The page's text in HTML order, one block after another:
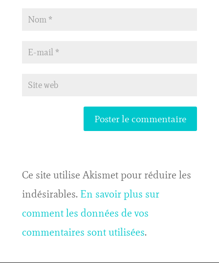
Ce site utilise Akismet pour réduire les
indésirables. En savoir plus sur
comment les données de vos
commentaires sont utilisées.